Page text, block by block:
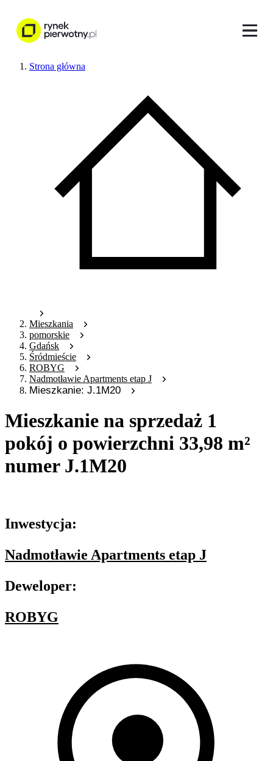
Strona główna
Mieszkania
pomorskie
Gdańsk
Śródmieście
ROBYG
Nadmotławie Apartments etap J
Mieszkanie: J.1M20
Mieszkanie na sprzedaż 1
pokój o powierzchni 33,98 m²
numer J.1M20
Inwestycja:
Nadmotławie Apartments etap J
Deweloper:
ROBYG